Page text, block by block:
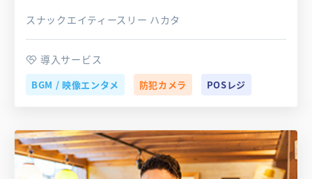
スナックエイティースリー ハカタ
導入サービス
BGM / 映像エンタメ 防犯カメラ POSレジ